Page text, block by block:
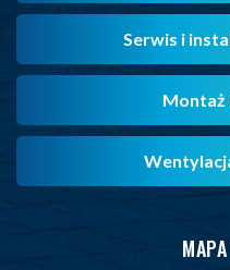
Serwis i
Montaż